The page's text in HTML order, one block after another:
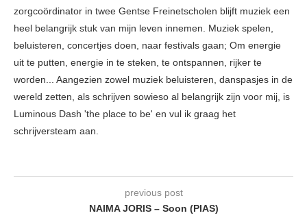
zorgcoördinator in twee Gentse Freinetscholen blijft muziek een
heel belangrijk stuk van mijn leven innemen. Muziek spelen,
beluisteren, concertjes doen, naar festivals gaan; Om energie
uit te putten, energie in te steken, te ontspannen, rijker te
worden... Aangezien zowel muziek beluisteren, danspasjes in de
wereld zetten, als schrijven sowieso al belangrijk zijn voor mij, is
Luminous Dash 'the place to be' en vul ik graag het
schrijversteam aan.
previous post
NAIMA JORIS – Soon (PIAS)